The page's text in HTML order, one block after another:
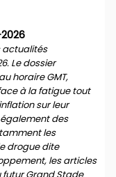
actualités
Le dossier
horaire GMT,
à la fatigue tout
sur leur
des
les
drogue dite
les articles